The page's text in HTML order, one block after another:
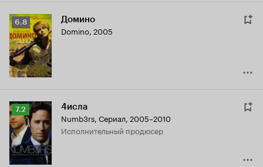
Рейтинг
Кинопоиска
6.8
6.8 Домино
Domino, 2005
Рейтинг
Кинопоиска
7.2
7.2 4исла
Numb3rs, Сериал, 2005–2010
исполнительный продюсер